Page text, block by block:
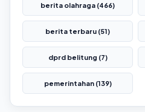
berita olahraga (466)
berita terbaru (51)
dprd belitung (7)
pemerintahan (139)